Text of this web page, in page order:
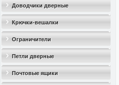
Доводчики дверные
Крючки-вешалки
Ограничители
дверные(стопоры)
Петли дверные
Почтовые ящики